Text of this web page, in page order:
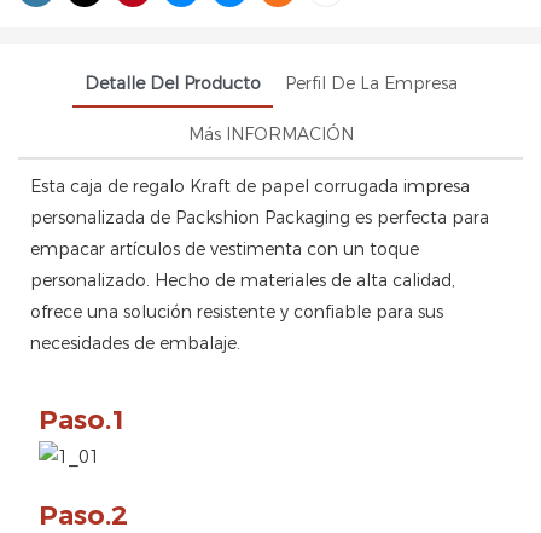
Detalle Del Producto Perfil De La Empresa
Más INFORMACIÓN
Esta caja de regalo Kraft de papel corrugada impresa
personalizada de Packshion Packaging es perfecta para
empacar artículos de vestimenta con un toque
personalizado. Hecho de materiales de alta calidad,
ofrece una solución resistente y confiable para sus
necesidades de embalaje.
Paso.1
Paso.2